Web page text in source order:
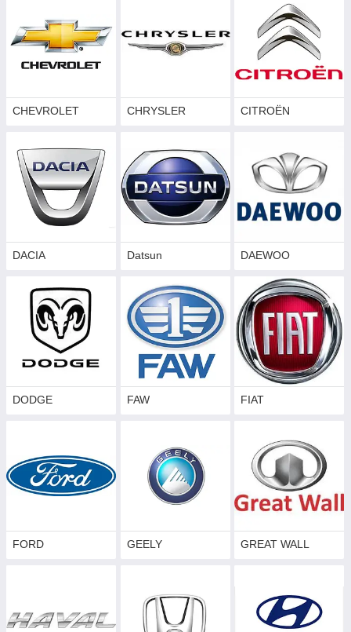
CHEVROLET CHRYSLER CITROËN
DACIA Datsun DAEWOO
DODGE FAW FIAT
FORD GEELY GREAT WALL